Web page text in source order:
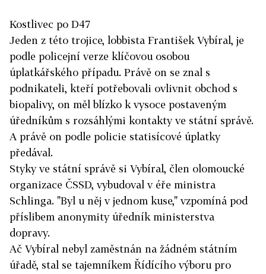
Kostlivec po D47
Jeden z této trojice, lobbista František Vybíral, je
podle policejní verze klíčovou osobou
úplatkářského případu. Právě on se znal s
podnikateli, kteří potřebovali ovlivnit obchod s
biopalivy, on měl blízko k vysoce postaveným
úředníkům s rozsáhlými kontakty ve státní správě.
A právě on podle policie statisícové úplatky
předával.
Styky ve státní správě si Vybíral, člen olomoucké
organizace ČSSD, vybudoval v éře ministra
Schlinga. "Byl u něj v jednom kuse," vzpomíná pod
příslibem anonymity úředník ministerstva
dopravy.
Ač Vybíral nebyl zaměstnán na žádném státním
úřadě, stal se tajemníkem Řídícího výboru pro